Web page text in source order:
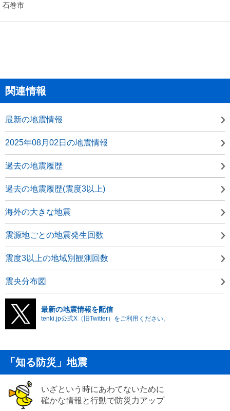
石巻市
関連情報
最新の地震情報
2025年08月02日の地震情報
過去の地震履歴
過去の地震履歴(震度3以上)
海外の大きな地震
震源地ごとの地震発生回数
震度3以上の地域別観測回数
震央分布図
最新の地震情報を配信
tenki.jp公式X（旧Twitter）をご利用ください。
「知る防災」地震
いざという時にあわてないために
確かな情報と行動で防災力アップ